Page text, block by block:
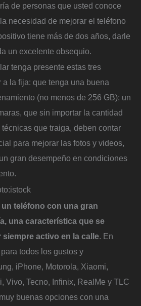
de personas que usted conoce
necesidad de mejorar el teléfono
tiene más de dos años, darle
un excelente obsequio.
tenga presente estas tres
la fija: que tenga una buena
(no menos de 256 GB); un
que sin importar la cantidad
que traiga, deben contar
para mejorar las fotos y videos,
gran desempeño en condiciones
istock
un teléfono con una gran
una característica que se
siempre activo en la calle . En
todos los gustos y
iPhone, Motorola, Xiaomi,
Vivo, Tecno, Infinix, RealMe y TLC
buenas opciones con una